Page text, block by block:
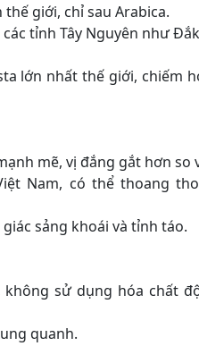
giới, chỉ sau Arabica.
tỉnh Tây Nguyên như
lớn nhất thế giới, chiếm
mẽ, vị đắng gắt hơn so
Nam, có thể thoang
sảng khoái và tỉnh táo.
sử dụng hóa chất
quanh.